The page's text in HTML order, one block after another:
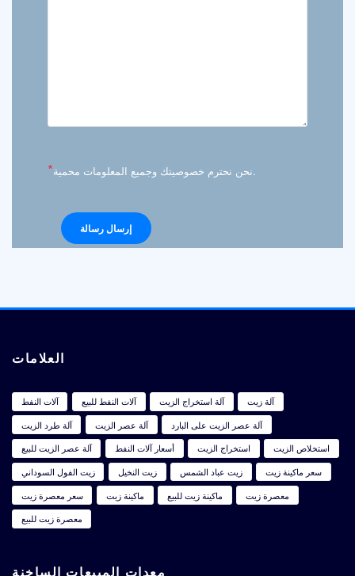
* نحن نحترم خصوصيتك وجميع المعلومات محمية.
العلامات
آلات النفط آلات النفط للبيع آلة استخراج الزيت
آلة زيت
آلة طرد الزيت
آلة عصر الزيت
آلة عصر الزيت على البارد
آلة عصر الزيت للبيع
أسعار آلات النفط استخراج الزيت
استخلاص الزيت
زيت الفول السوداني
زيت النخيل زيت عباد الشمس
سعر ماكينة زيت
سعر معصرة زيت
ماكينة زيت ماكينة زيت للبيع
معصرة زيت
معصرة زيت للبيع
معدات المبيعات الساخنة